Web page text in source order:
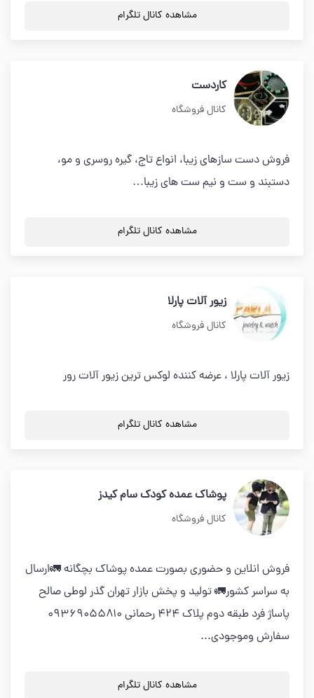
مشاهده کانال تلگرام
کاردست
کانال فروشگاه
فروش دست سازهای زیبا، انواع تاج، گیره روسری و مو،
دستبند و ست و نیم ست های زیبا…
مشاهده کانال تلگرام
زیور آلات پارلا
کانال فروشگاه
زیور آلات پارلا ، عرضه کننده لوکس ترین زیور آلات رور
مشاهده کانال تلگرام
پوشاک عمده کودک سام کیدز
کانال فروشگاه
فروش انلاین و حضوری بصورت عمده پوشاک بچگانه 🚛ارسال
به سراسر کشور🚛 تولید و پخش بازار تهران گذر لوطی صالح
پاساژ فرد طبقه دوم پلاک ۴۲۴ رحمانی ۰۹۳۶۹۰۵۵۸۱۰
سفارش وموجودی...
مشاهده کانال تلگرام